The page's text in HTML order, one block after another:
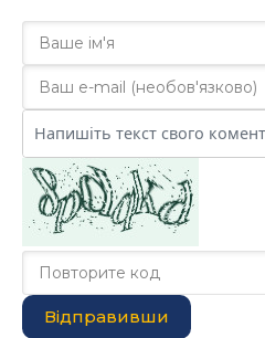
Відправивши